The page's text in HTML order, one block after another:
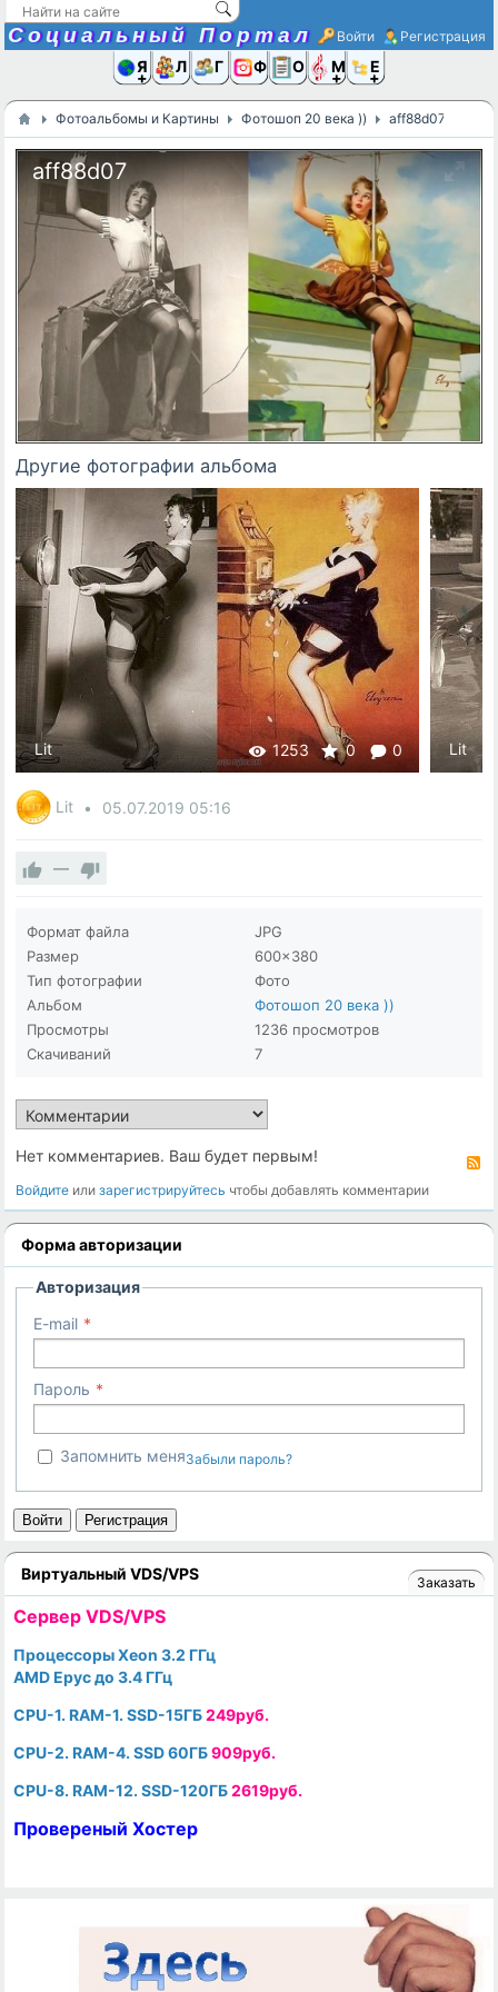
Социальный Портал Войти Регистрация
Я иЛюди
Группы
Фото Ещё
Фотоальбомы и Картины Фотошоп 20 века )) aff88d07
aff88d07
Другие фотографии альбома
1253 0 0
Lit Lit
Lit 05.07.2019 05:16
—
Формат файла
JPG
Размер
600×380
Тип фотографии
Фото
Альбом
Фотошоп 20 века ))
Просмотры
1236 просмотров
Скачиваний
7
Нет комментариев. Ваш будет первым!
Войдите илизарегистрируйтесь чтобы добавлять комментарии
Форма авторизации
Авторизация
E-mail
Пароль
Запомнить меняЗабыли пароль?
Войти Регистрация
Виртуальный VDS/VPS Заказать
Cервер VDS/VPS
Процессоры Xeon 3.2 ГГц
AMD Epyc до 3.4 ГГц
CPU-1. RAM-1. SSD-15ГБ249руб.
CPU-2. RAM-4. SSD 60ГБ909руб.
CPU-8. RAM-12. SSD-120ГБ2619руб.
Провереный Хостер